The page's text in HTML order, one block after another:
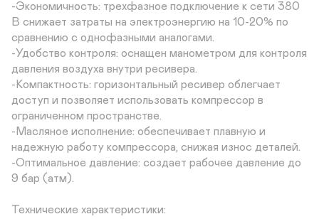
-Экономичность: трехфазное подключение к сети 380
В снижает затраты на электроэнергию на 10-20% по
сравнению с однофазными аналогами.
-Удобство контроля: оснащен манометром для контроля
давления воздуха внутри ресивера.
-Компактность: горизонтальный ресивер облегчает
доступ и позволяет использовать компрессор в
ограниченном пространстве.
-Масляное исполнение: обеспечивает плавную и
надежную работу компрессора, снижая износ деталей.
-Оптимальное давление: создает рабочее давление до
9 бар (атм).
Технические характеристики: